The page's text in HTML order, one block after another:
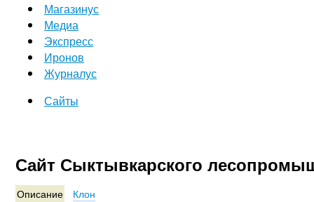
Магазинус
Медиа
Экспресс
Иронов
Журналус
Сайты
Сайт Сыктывкарского
Описание Клон